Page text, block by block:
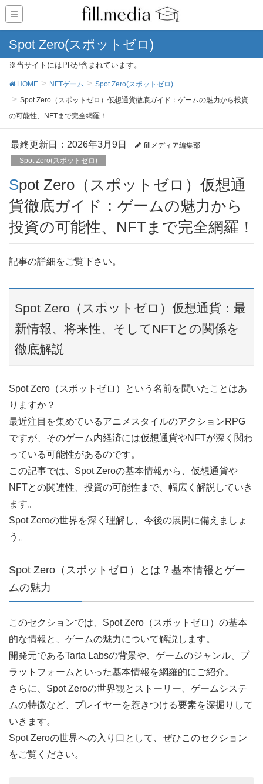
Spot Zero(スポットゼロ)
※当サイトにはPRが含まれています。
HOME NFTゲーム
Spot Zero(スポットゼロ)
Spot Zero（スポットゼロ）仮想通貨徹底ガイド：ゲームの魅力から投資
の可能性、NFTまで完全網羅！
最終更新日：2026年3月9日
fillメディア編集部
Spot Zero(スポットゼロ)
Spot Zero（スポットゼロ）仮想通
貨徹底ガイド：ゲームの魅力から
投資の可能性、NFTまで完全網羅！
記事の詳細をご覧下さい。
Spot Zero（スポットゼロ）仮想通貨：最
新情報、将来性、そしてNFTとの関係を
徹底解説
Spot Zero（スポットゼロ）という名前を聞いたことはあ
りますか？
最近注目を集めているアニメスタイルのアクションRPG
ですが、そのゲーム内経済には仮想通貨やNFTが深く関わ
っている可能性があるのです。
この記事では、Spot Zeroの基本情報から、仮想通貨や
NFTとの関連性、投資の可能性まで、幅広く解説していき
ます。
Spot Zeroの世界を深く理解し、今後の展開に備えましょ
う。
Spot Zero（スポットゼロ）とは？基本情報とゲー
ムの魅力
このセクションでは、Spot Zero（スポットゼロ）の基本
的な情報と、ゲームの魅力について解説します。
開発元であるTarta Labsの背景や、ゲームのジャンル、プ
ラットフォームといった基本情報を網羅的にご紹介。
さらに、Spot Zeroの世界観とストーリー、ゲームシステ
ムの特徴など、プレイヤーを惹きつける要素を深掘りして
いきます。
Spot Zeroの世界への入り口として、ぜひこのセクション
をご覧ください。